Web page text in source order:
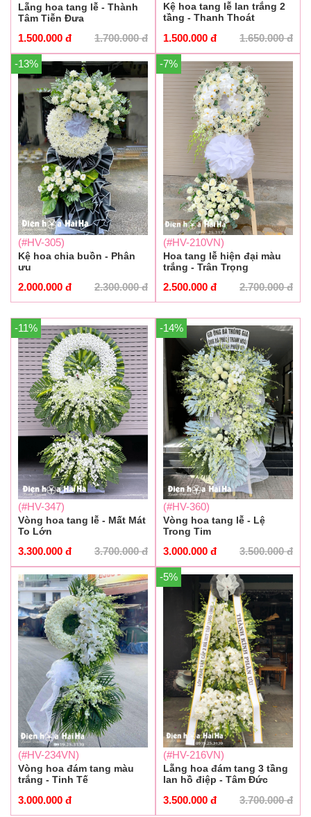
Lẵng hoa tang lễ - Thành
Tâm Tiễn Đưa
1.700.000đ
1.500.000 đ
Kệ hoa tang lễ lan trắng 2
tầng - Thanh Thoát
1.650.000đ
1.500.000 đ
-13%
(#HV-305)
Kệ hoa chia buồn - Phân
ưu
2.300.000đ
2.000.000 đ
-7%
(#HV-210VN)
Hoa tang lễ hiện đại màu
trắng - Trân Trọng
2.700.000đ
2.500.000 đ
-11%
(#HV-347)
Vòng hoa tang lễ - Mất Mát
To Lớn
3.700.000đ
3.300.000 đ
-14%
(#HV-360)
Vòng hoa tang lễ - Lệ
Trong Tim
3.500.000đ
3.000.000 đ
(#HV-234VN)
Vòng hoa đám tang màu
trắng - Tinh Tế
3.000.000 đ
-5%
(#HV-216VN)
Lẵng hoa đám tang 3 tầng
lan hồ điệp - Tâm Đức
3.700.000đ
3.500.000 đ